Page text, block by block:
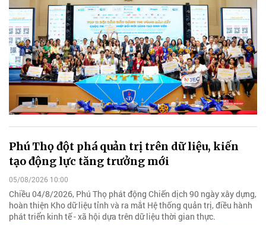
Phú Thọ đột phá quản trị trên dữ liệu, kiến
tạo động lực tăng trưởng mới
05/08/2026 10:00
Chiều 04/8/2026, Phú Thọ phát động Chiến dịch 90 ngày xây dựng,
hoàn thiện Kho dữ liệu tỉnh và ra mắt Hệ thống quản trị, điều hành
phát triển kinh tế - xã hội dựa trên dữ liệu thời gian thực.